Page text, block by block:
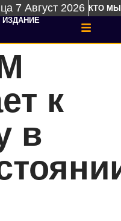
7 Август 2026 КТО МЫ
ИЗДАНИЕ
к
в